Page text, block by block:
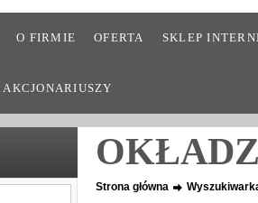
O FIRMIE OFERTA SKLEP
Strona główna